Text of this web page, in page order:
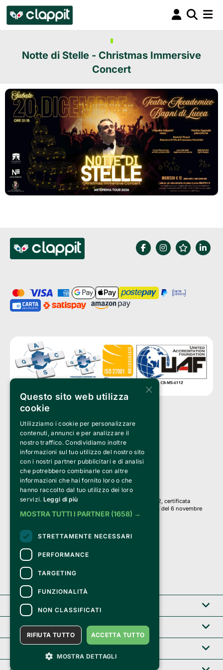
Notte di Stelle - Christmas Immersive
Concert
Clappit è un marchio di proprietà di:
Bemils Srl
a Socio Unico
Via Fosse Ardeatine, 4 -20092 Cinisello Balsamo (MI)
PI 05589050961
Iscr. C.C.I.A.A. Milano R.E.A. 1833471
© 2010-2025 Bemils Srl - Tutti i diritti riservati
Credits:
Clappit è basato sulla piattaforma di biglietteria Belive 6.2, certificata
dall’Agenzia delle Entrate con protocollo n. 2025/445474 del 6 novembre
2025.
Su Clappit i tuoi acquisti ed i tuoi dati
sono sicuri e protetti da un certificato SSL
con crittografia a 128 bit.
Clappit
Help center
×
Questo sito web utilizza
cookie
Utilizziamo i cookie per personalizzare
contenuti, annunci e per analizzare il
nostro traffico. Condividiamo inoltre
informazioni sul tuo utilizzo del nostro sito
con i nostri partner pubblicitari e di analisi
che potrebbero combinarle con altre
informazioni che hai fornito loro o che
hanno raccolto dal tuo utilizzo dei loro
servizi. Leggi di più
MOSTRA TUTTI I PARTNER (1658) →
STRETTAMENTE NECESSARI
PERFORMANCE
TARGETING
FUNZIONALITÀ
NON CLASSIFICATI
ACCETTA TUTTO
RIFIUTA TUTTO
MOSTRA DETTAGLI